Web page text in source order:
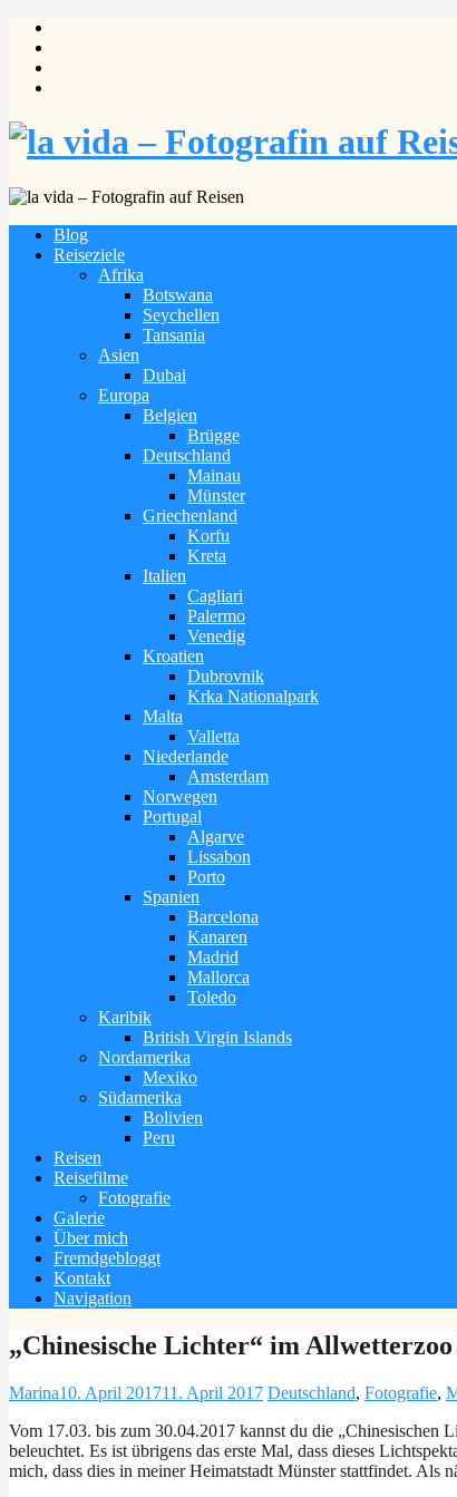
Blog
Reiseziele
Afrika
Botswana
Seychellen
Tansania
Asien
Dubai
Europa
Belgien
Brügge
Deutschland
Mainau
Münster
Griechenland
Korfu
Kreta
Italien
Cagliari
Palermo
Venedig
Kroatien
Dubrovnik
Krka Nationalpark
Malta
Valletta
Niederlande
Amsterdam
Norwegen
Portugal
Algarve
Lissabon
Porto
Spanien
Barcelona
Kanaren
Madrid
Mallorca
Toledo
Karibik
British Virgin Islands
Nordamerika
Mexiko
Südamerika
Bolivien
Peru
Reisen
Reisefilme
Fotografie
Galerie
Über mich
Fremdgebloggt
Kontakt
Navigation
„Chinesische Lichter“ im
Marina10. April 201711. April 2017 Deutschland, Fotografie,
Vom 17.03. bis zum 30.04.2017 kannst du die
beleuchtet. Es ist übrigens das erste Mal, dass dieses
mich, dass dies in meiner Heimatstadt Münster stattfindet. Als